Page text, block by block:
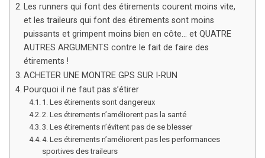
Les runners qui font des étirements courent moins vite,
et les traileurs qui font des étirements sont moins
puissants et grimpent moins bien en côte… et QUATRE
AUTRES ARGUMENTS contre le fait de faire des
étirements !
ACHETER UNE MONTRE GPS SUR I-RUN
Pourquoi il ne faut pas s’étirer
1. Les étirements sont dangereux
2. Les étirements n’améliorent pas la santé
3. Les étirements n’évitent pas de se blesser
4. Les étirements n’améliorent pas les performances
sportives des traileurs